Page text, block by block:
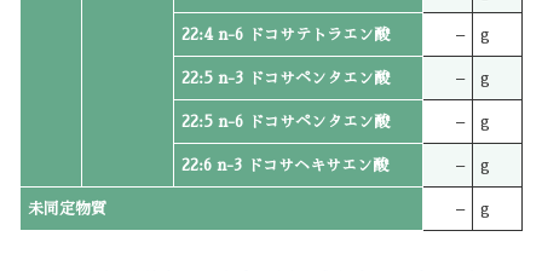
22:4 n-6 ドコサテトラエン酸 – g
22:5 n-3 ドコサペンタエン酸 – g
22:5 n-6 ドコサペンタエン酸 – g
22:6 n-3 ドコサヘキサエン酸 – g
未同定物質 – g